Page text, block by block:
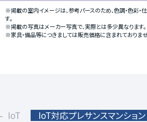
※掲載の室内イメージは、参考パースのため、色調・色彩
す。
※掲載の写真はメーカー写真で、実際とは多少異なります。
※家具・備品等につきましては販売価格に含まれておりませ
IoT IoT対応プレサンスマンション